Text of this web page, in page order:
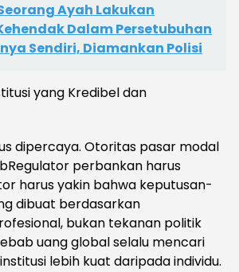
Ayah Lakukan
Dalam Persetubuhan
Sendiri, Diamankan Polisi
yang Kredibel dan
dipercaya. Otoritas pasar modal
perbankan harus
harus yakin bahwa keputusan-
dibuat berdasarkan
bukan tekanan politik
uang global selalu mencari
lebih kuat daripada individu.